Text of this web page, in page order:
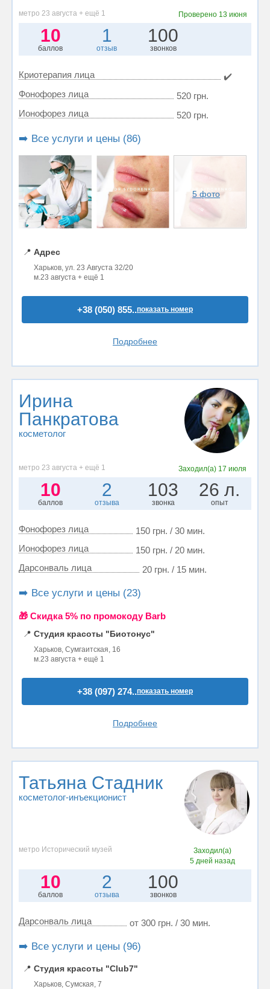
метро 23 августа + ещё 1 Проверено 13 июня
10
баллов
1
отзыв
100
звонков
Криотерапия лица
✔️
Фонофорез лица
520 грн.
Ионофорез лица
520 грн.
➡️ Все услуги и цены (86)
5 фото
📍 Адрес
Харьков, ул. 23 Августа 32/20
м.23 августа + ещё 1
+38 (050) 855..показать номер
Подробнее
Ирина
Панкратова
косметолог
метро 23 августа + ещё 1 Заходил(а) 17 июля
10
баллов
2
отзыва
103
звонка
26 л.
опыт
Фонофорез лица
150 грн. / 30 мин.
Ионофорез лица
150 грн. / 20 мин.
Дарсонваль лица
20 грн. / 15 мин.
➡️ Все услуги и цены (23)
🎁 Cкидка 5% по промокоду Barb
📍 Студия красоты "Биотонус"
Харьков, Сумгаитская, 16
м.23 августа + ещё 1
+38 (097) 274..показать номер
Подробнее
Татьяна Стадник
косметолог-инъекционист
метро Исторический музей
Заходил(а)
5 дней назад
10
баллов
2
отзыва
100
звонков
Дарсонваль лица от 300 грн. / 30 мин.
➡️ Все услуги и цены (96)
📍 Студия красоты "Club7"
Харьков, Сумская, 7